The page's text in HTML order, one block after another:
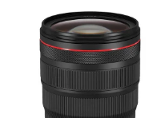
Genti, Rucsacuri, Troller foto
Genti foto
Genti Holster TopLoader
Genti, Troller Video
Rucsacuri Foto